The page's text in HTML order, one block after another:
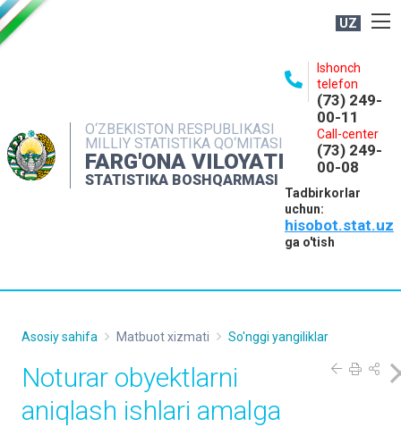
UZ
O‘ZBEKISTON RESPUBLIKASI
MILLIY STATISTIKA QO‘MITASI
FARG'ONA VILOYATI
STATISTIKA BOSHQARMASI
Ishonch
telefon
(73) 249-
00-11
Call-center
(73) 249-
00-08
Tadbirkorlar
uchun:
hisobot.stat.uz
ga o'tish
NASHRLAR
INTERAKTIV XIZMATLAR
MATBUOT XIZMATI
Asosiy sahifa Matbuot xizmati So'nggi yangiliklar
Noturar obyektlarni
aniqlash ishlari amalga